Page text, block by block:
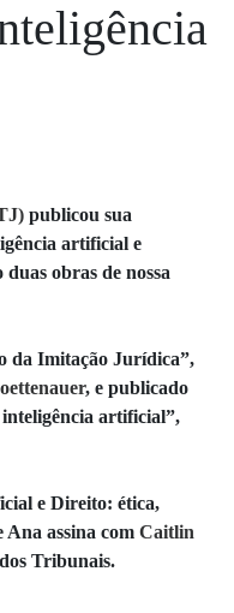
publicou sua
artificial e
duas obras de nossa
da Imitação Jurídica”,
, e publicado
artificial”,
e Direito: ética,
Ana assina com Caitlin
Tribunais.